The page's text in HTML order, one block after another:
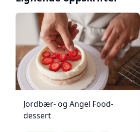
Jordbær- og Angel Food-
dessert